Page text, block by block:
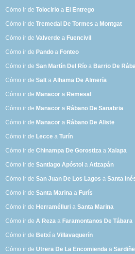
Cómo ir deTolocirio a El Entrego
Cómo ir deTremedal De Tormes a Montgat
Cómo ir deValverde a Fuencivil
Cómo ir de Pando a Fonteo
Cómo ir deSan Martín Del Río a Barrio De
Cómo ir deSalt aAlhama De Almería
Cómo ir de Manacor a Remesal
Cómo ir de Manacor a Rábano De Sanabria
Cómo ir de Manacor a Rábano De Aliste
Cómo ir de Lecce aTurín
Cómo ir deChinampa De Gorostiza aXalapa
Cómo ir deSantiago Apóstol aAtizapán
Cómo ir deSan Juan De Los Lagos aSanta
Cómo ir deSanta Marina a Furís
Cómo ir de Herramélluri aSanta Marina
Cómo ir deA Reza a Faramontanos De Tábara
Cómo ir de Betxí aVillavaquerín
Cómo ir deUtrera De La Encomienda a